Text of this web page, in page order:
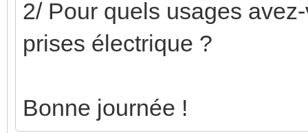
2/ Pour quels usages
prises électrique ?
Bonne journée !